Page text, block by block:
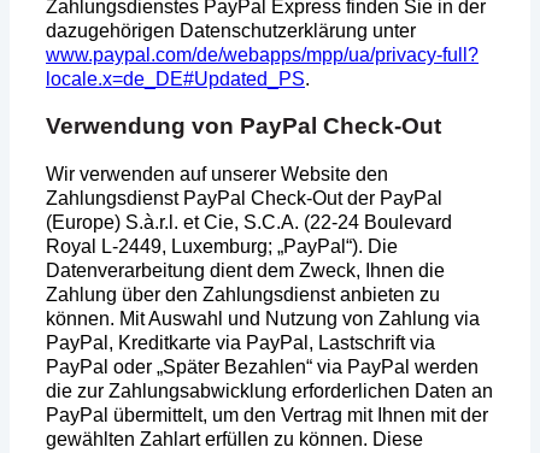
Zahlungsdienstes PayPal Express finden Sie in der
dazugehörigen Datenschutzerklärung unter
www.paypal.com/de/webapps/mpp/ua/privacy-full?
locale.x=de_DE#Updated_PS.
Verwendung von PayPal Check-Out
Wir verwenden auf unserer Website den
Zahlungsdienst PayPal Check-Out der PayPal
(Europe) S.à.r.l. et Cie, S.C.A. (22-24 Boulevard
Royal L-2449, Luxemburg; „PayPal“). Die
Datenverarbeitung dient dem Zweck, Ihnen die
Zahlung über den Zahlungsdienst anbieten zu
können. Mit Auswahl und Nutzung von Zahlung via
PayPal, Kreditkarte via PayPal, Lastschrift via
PayPal oder „Später Bezahlen“ via PayPal werden
die zur Zahlungsabwicklung erforderlichen Daten an
PayPal übermittelt, um den Vertrag mit Ihnen mit der
gewählten Zahlart erfüllen zu können. Diese